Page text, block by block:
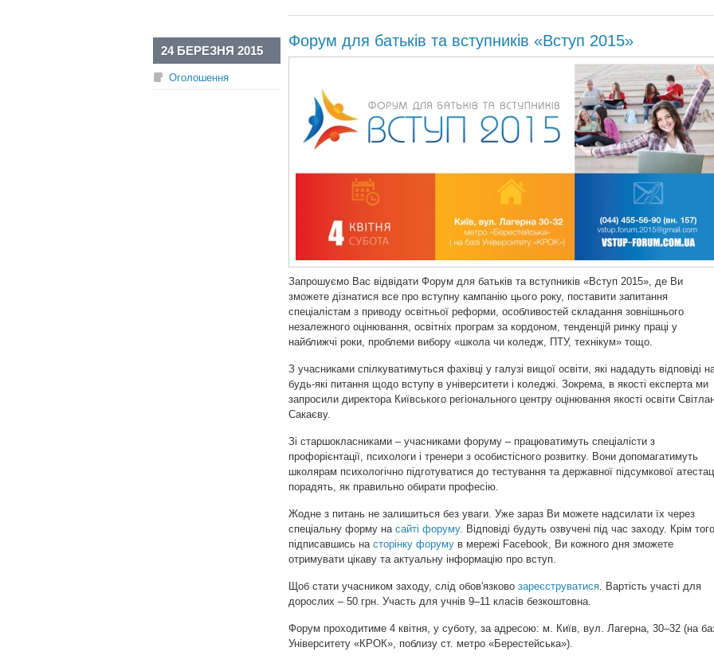
Форум для батьків та вступників «Вступ 2015»
24 БЕРЕЗНЯ 2015
Оголошення
Запрошуємо Вас відвідати Форум для батьків та вступників «Вступ 2015», де Ви
зможете дізнатися все про вступну кампанію цього року, поставити запитання
спеціалістам з приводу освітньої реформи, особливостей складання зовнішнього
незалежного оцінювання, освітніх програм за кордоном, тенденцій ринку праці у
найближчі роки, проблеми вибору «школа чи коледж, ПТУ, технікум» тощо.
З учасниками спілкуватимуться фахівці у галузі вищої освіти, які нададуть відповіді
будь-які питання щодо вступу в університети і коледжі. Зокрема, в якості експерта ми
запросили директора Київського регіонального центру оцінювання якості освіти
Сакаєву.
Зі старшокласниками – учасниками форуму – працюватимуть спеціалісти з
профорієнтації, психологи і тренери з особистісного розвитку. Вони допомагатимуть
школярам психологічно підготуватися до тестування та державної підсумкової
порадять, як правильно обирати професію.
Жодне з питань не залишиться без уваги. Уже зараз Ви можете надсилати їх через
спеціальну форму на сайті форуму. Відповіді будуть озвучені під час заходу. Крім
підписавшись на сторінку форуму в мережі Facebook, Ви кожного дня зможете
отримувати цікаву та актуальну інформацію про вступ.
Щоб стати учасником заходу, слід обов'язково зареєструватися. Вартість участі для
дорослих – 50 грн. Участь для учнів 9–11 класів безкоштовна.
Форум проходитиме 4 квітня, у суботу, за адресою: м. Київ, вул. Лагерна, 30–32 (на
Університету «КРОК», поблизу ст. метро «Берестейська»).